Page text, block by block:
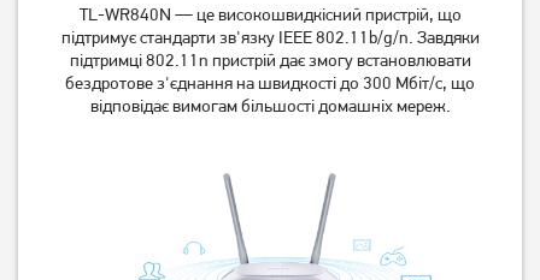
Маршрутизатор TP-Link
Archer C50 V3
Маршрутизатор TP-Link
Archer C54
1 199
TL-WR840N — це високошвидкісний пристрій, що
підтримує стандарти зв'язку IEEE 802.11b/g/n. Завдяки
підтримці 802.11n пристрій дає змогу встановлювати
бездротове з'єднання на швидкості до 300 Мбіт/с, що
відповідає вимогам більшості домашніх мереж.